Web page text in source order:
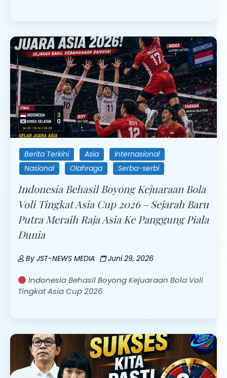
Berita Terkini Asia
Internasional
Nasional
Olahraga Serba-serbi
Indonesia Behasil Boyong Kejuaraan Bola
Voli Tingkat Asia Cup 2026 – Sejarah Baru
Putra Meraih Raja Asia Ke Panggung Piala
Dunia
ByJST-NEWS MEDIA Juni 29, 2026
Indonesia Behasil Boyong Kejuaraan Bola Voli
Tingkat Asia Cup 2026